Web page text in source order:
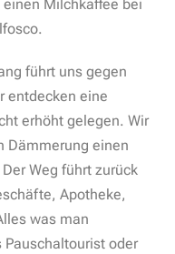
Milchkaffee bei
führt uns gegen
entdecken eine
erhöht gelegen. Wir
Dämmerung einen
Weg führt zurück
Apotheke,
was man
oder